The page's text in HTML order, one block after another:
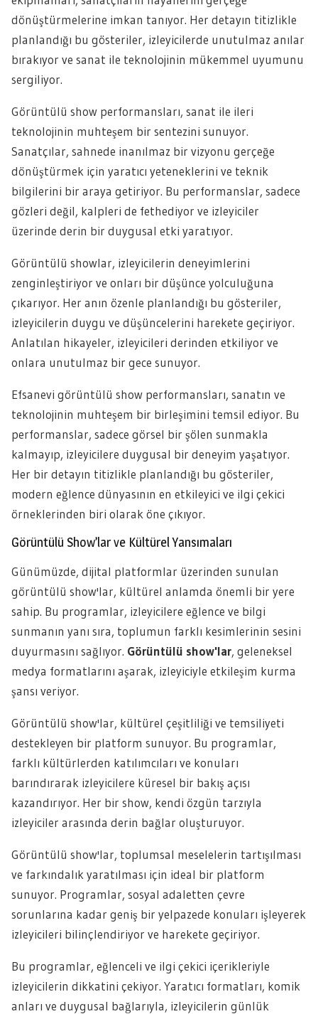
dönüştürmelerine imkan tanıyor. Her detayın titizlikle
planlandığı bu gösteriler, izleyicilerde unutulmaz anılar
bırakıyor ve sanat ile teknolojinin mükemmel uyumunu
sergiliyor.
Görüntülü show performansları, sanat ile ileri
teknolojinin muhteşem bir sentezini sunuyor.
Sanatçılar, sahnede inanılmaz bir vizyonu gerçeğe
dönüştürmek için yaratıcı yeteneklerini ve teknik
bilgilerini bir araya getiriyor. Bu performanslar, sadece
gözleri değil, kalpleri de fethediyor ve izleyiciler
üzerinde derin bir duygusal etki yaratıyor.
Görüntülü showlar, izleyicilerin deneyimlerini
zenginleştiriyor ve onları bir düşünce yolculuğuna
çıkarıyor. Her anın özenle planlandığı bu gösteriler,
izleyicilerin duygu ve düşüncelerini harekete geçiriyor.
Anlatılan hikayeler, izleyicileri derinden etkiliyor ve
onlara unutulmaz bir gece sunuyor.
Efsanevi görüntülü show performansları, sanatın ve
teknolojinin muhteşem bir birleşimini temsil ediyor. Bu
performanslar, sadece görsel bir şölen sunmakla
kalmayıp, izleyicilere duygusal bir deneyim yaşatıyor.
Her bir detayın titizlikle planlandığı bu gösteriler,
modern eğlence dünyasının en etkileyici ve ilgi çekici
örneklerinden biri olarak öne çıkıyor.
Görüntülü Show’lar ve Kültürel Yansımaları
Günümüzde, dijital platformlar üzerinden sunulan
görüntülü show'lar, kültürel anlamda önemli bir yere
sahip. Bu programlar, izleyicilere eğlence ve bilgi
sunmanın yanı sıra, toplumun farklı kesimlerinin sesini
duyurmasını sağlıyor. Görüntülü show'lar, geleneksel
medya formatlarını aşarak, izleyiciyle etkileşim kurma
şansı veriyor.
Görüntülü show'lar, kültürel çeşitliliği ve temsiliyeti
destekleyen bir platform sunuyor. Bu programlar,
farklı kültürlerden katılımcıları ve konuları
barındırarak izleyicilere küresel bir bakış açısı
kazandırıyor. Her bir show, kendi özgün tarzıyla
izleyiciler arasında derin bağlar oluşturuyor.
Görüntülü show'lar, toplumsal meselelerin tartışılması
ve farkındalık yaratılması için ideal bir platform
sunuyor. Programlar, sosyal adaletten çevre
sorunlarına kadar geniş bir yelpazede konuları işleyerek
izleyicileri bilinçlendiriyor ve harekete geçiriyor.
Bu programlar, eğlenceli ve ilgi çekici içerikleriyle
izleyicilerin dikkatini çekiyor. Yaratıcı formatları, komik
anları ve duygusal bağlarıyla, izleyicilerin günlük